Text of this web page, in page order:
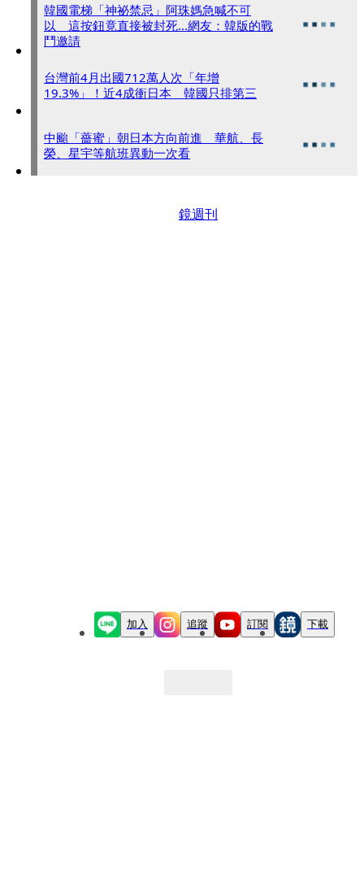
韓國電梯「神祕禁忌」阿珠媽急喊不可
以 這按鈕竟直接被封死...網友：韓版的戰
鬥邀請
台灣前4月出國712萬人次「年增
19.3%」！近4成衝日本 韓國只排第三
中颱「薔蜜」朝日本方向前進 華航、長
榮、星宇等航班異動一次看
鏡週刊
加入 追蹤 訂閱 下載